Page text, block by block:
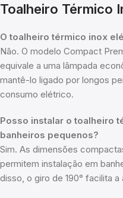
Toalheiro Térmico
O toalheiro térmico inox
Não. O modelo Compact
equivale a uma lâmpada
mantê-lo ligado por longos
consumo elétrico.
Posso instalar o toalheiro
banheiros pequenos?
Sim. As dimensões
permitem instalação em
disso, o giro de 190° facilita